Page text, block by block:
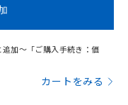
加～「ご購入手続き：価
カートをみる